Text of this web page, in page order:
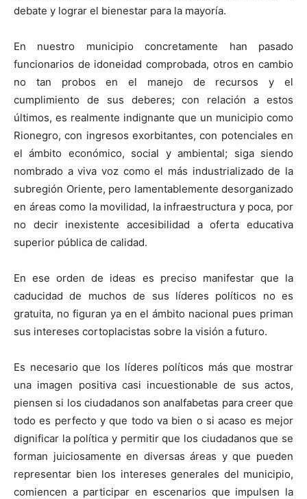
debate y lograr el bienestar para la mayoría.
En nuestro municipio concretamente han pasado
funcionarios de idoneidad comprobada, otros en cambio
no tan probos en el manejo de recursos y el
cumplimiento de sus deberes; con relación a estos
últimos, es realmente indignante que un municipio como
Rionegro, con ingresos exorbitantes, con potenciales en
el ámbito económico, social y ambiental; siga siendo
nombrado a viva voz como el más industrializado de la
subregión Oriente, pero lamentablemente desorganizado
en áreas como la movilidad, la infraestructura y poca, por
no decir inexistente accesibilidad a oferta educativa
superior pública de calidad.
En ese orden de ideas es preciso manifestar que la
caducidad de muchos de sus líderes políticos no es
gratuita, no figuran ya en el ámbito nacional pues priman
sus intereses cortoplacistas sobre la visión a futuro.
Es necesario que los líderes políticos más que mostrar
una imagen positiva casi incuestionable de sus actos,
piensen si los ciudadanos son analfabetas para creer que
todo es perfecto y que todo va bien o si acaso es mejor
dignificar la política y permitir que los ciudadanos que se
forman juiciosamente en diversas áreas y que pueden
representar bien los intereses generales del municipio,
comiencen a participar en escenarios que impulsen la